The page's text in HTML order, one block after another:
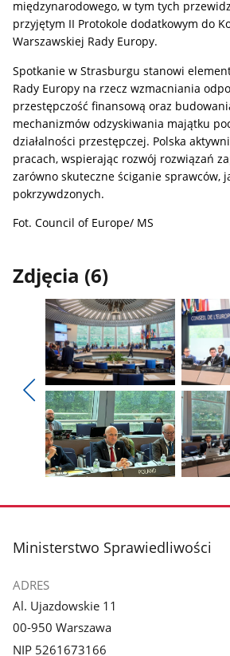
międzynarodowego, w tym tych
przyjętym II Protokole dodatkowym do
Warszawskiej Rady Europy.
Spotkanie w Strasburgu stanowi
Rady Europy na rzecz wzmacniania
przestępczość finansową oraz
mechanizmów odzyskiwania majątku
działalności przestępczej. Polska
pracach, wspierając rozwój rozwiązań
zarówno skuteczne ściganie sprawców,
pokrzywdzonych.
Fot. Council of Europe/ MS
Zdjęcia (6)
Pokaż
poprzednie
zdjęcia
Pokaż
zdjęcie
1
z
galerii.
Pokaż
zdjęcie
2
z
galerii.
zdjęcie
galerii.
zdjęcie
galerii.
stopka
Ministerstwo Sprawiedliwości
ADRES
Al. Ujazdowskie 11
00-950 Warszawa
NIP 5261673166